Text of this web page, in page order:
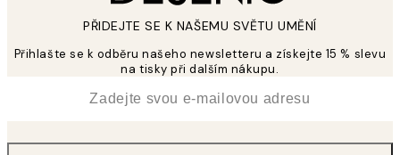
PŘIDEJTE SE K NAŠEMU SVĚTU UMĚNÍ
Přihlašte se k odběru našeho newsletteru a získejte 15 % slevu
na tisky při dalším nákupu.